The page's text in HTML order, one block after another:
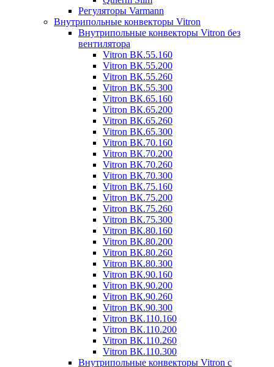
Регуляторы Varmann
Внутрипольные конвекторы Vitron
Внутрипольные конвекторы Vitron без
вентилятора
Vitron ВК.55.160
Vitron ВК.55.200
Vitron ВК.55.260
Vitron ВК.55.300
Vitron ВК.65.160
Vitron ВК.65.200
Vitron ВК.65.260
Vitron ВК.65.300
Vitron ВК.70.160
Vitron ВК.70.200
Vitron ВК.70.260
Vitron ВК.70.300
Vitron ВК.75.160
Vitron ВК.75.200
Vitron ВК.75.260
Vitron ВК.75.300
Vitron ВК.80.160
Vitron ВК.80.200
Vitron ВК.80.260
Vitron ВК.80.300
Vitron ВК.90.160
Vitron ВК.90.200
Vitron ВК.90.260
Vitron ВК.90.300
Vitron ВК.110.160
Vitron ВК.110.200
Vitron ВК.110.260
Vitron ВК.110.300
Внутрипольные конвекторы Vitron с